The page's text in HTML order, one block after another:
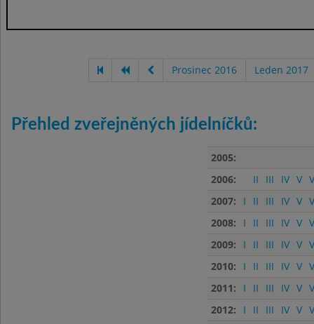
Prosinec 2016 Leden 2017
Přehled zveřejněných jídelníčků:
2005:
2006:
II III IV V
2007:
I II III IV V
2008:
I II III IV V
2009:
I II III IV V
2010:
I II III IV V
2011:
I II III IV V
2012:
I II III IV V